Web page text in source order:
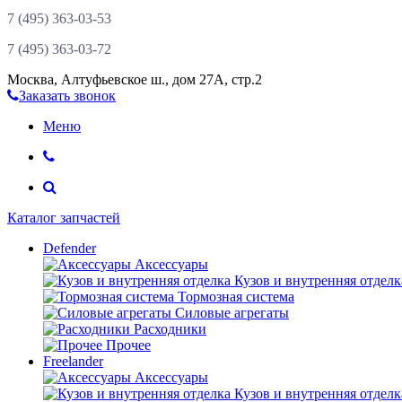
7 (495) 363-03-53
7 (495) 363-03-72
Москва, Алтуфьевское ш., дом 27А, стр.2
Заказать звонок
Меню
Каталог запчастей
Defender
Аксессуары
Кузов и внутренняя
Тормозная система
Силовые агрегаты
Расходники
Прочее
Freelander
Аксессуары
Кузов и внутренняя